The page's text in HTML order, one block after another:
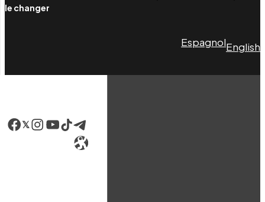
le changer
EspagnolEnglish
Facebook
LinkedIn
Instagram
YouTube
TikTok
Telegram
Lien